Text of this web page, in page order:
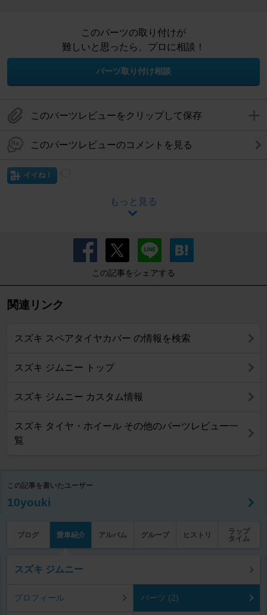
このパーツの取り付けが
難しいと思ったら、プロに相談！
パーツ取り付け相談
このパーツレビューをクリップして保存
このパーツレビューのコメントを見る
イイね！
もっと見る
この記事をシェアする
関連リンク
スズキ スペアタイヤカバー の情報を検索
スズキ ジムニー トップ
スズキ ジムニー カスタム情報
スズキ タイヤ・ホイール その他のパーツレビュー一
覧
この記事を書いたユーザー
10youki
ブログ 愛車紹介 アルバム グループ ヒストリ
ラップ
タイム
スズキ ジムニー
プロフィール パーツ (2)